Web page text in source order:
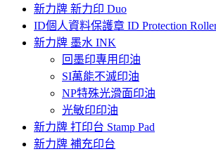
新力牌 新力印 Duo
ID個人資料保護章 ID Protection
新力牌 墨水 INK
回墨印專用印油
SI萬能不滅印油
NP特殊光滑面印油
光敏印印油
新力牌 打印台 Stamp Pad
新力牌 補充印台